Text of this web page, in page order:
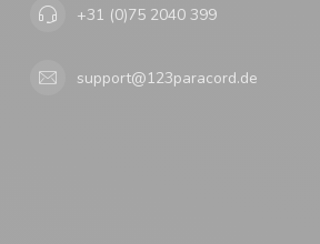
+31 (0)75 2040 399
support@123paracord.de